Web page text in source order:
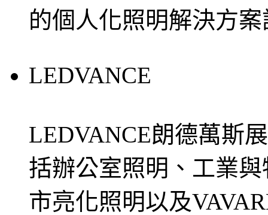
的個人化照明解決方
LEDVANCE
LEDVANCE朗德萬斯
括辦公室照明、工業
市亮化照明以及